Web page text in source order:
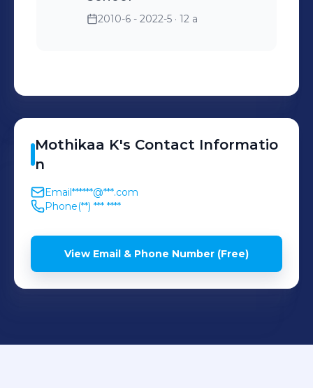
2010-6 - 2022-5 · 12 a
Mothikaa K's Contact Informatio
n
Email******@***.com
Phone(**) *** ****
View Email & Phone Number (Free)